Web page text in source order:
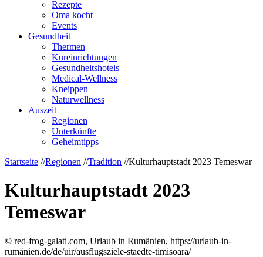
Rezepte
Oma kocht
Events
Gesundheit
Thermen
Kureinrichtungen
Gesundheitshotels
Medical-Wellness
Kneippen
Naturwellness
Auszeit
Regionen
Unterkünfte
Geheimtipps
Startseite //Regionen //Tradition //Kulturhauptstadt 2023 Temeswar
Kulturhauptstadt 2023
Temeswar
© red-frog-galati.com, Urlaub in Rumänien, https://urlaub-in-
rumänien.de/de/uir/ausflugsziele-staedte-timisoara/